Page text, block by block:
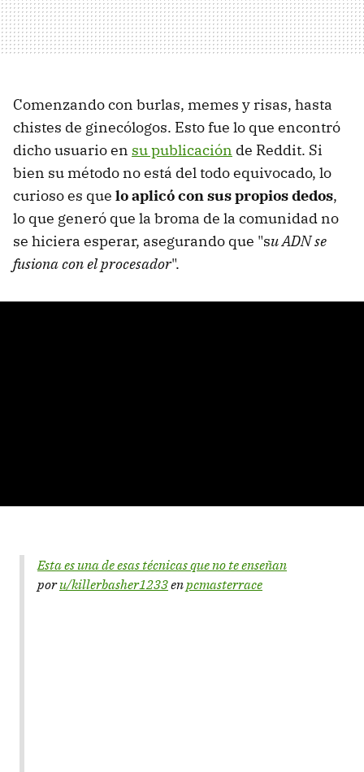
Comenzando con burlas, memes y risas, hasta
chistes de ginecólogos. Esto fue lo que encontró
dicho usuario en su publicación de Reddit. Si
bien su método no está del todo equivocado, lo
curioso es que lo aplicó con sus propios dedos,
lo que generó que la broma de la comunidad no
se hiciera esperar, asegurando que "su ADN se
fusiona con el procesador".
Esta es una de esas técnicas que no te enseñan
poru/killerbasher1233enpcmasterrace